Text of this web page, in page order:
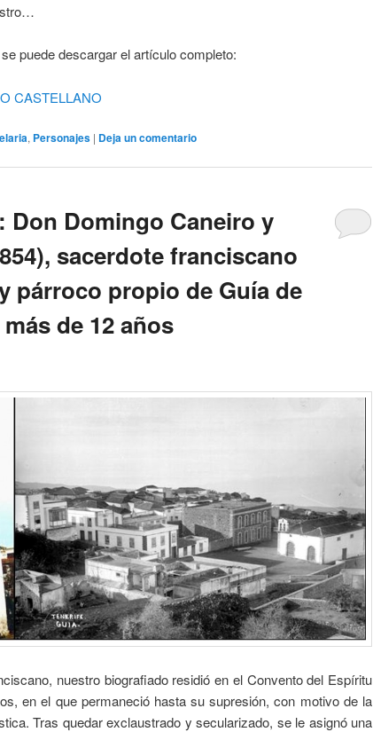
puede descargar el artículo completo:
CASTELLANO
, Personajes | Deja un comentario
Don Domingo Caneiro y
sacerdote franciscano
párroco propio de Guía de
de 12 años
nuestro biografiado residió en el Convento del Espíritu
en el que permaneció hasta su supresión, con motivo de la
Tras quedar exclaustrado y secularizado, se le asignó una